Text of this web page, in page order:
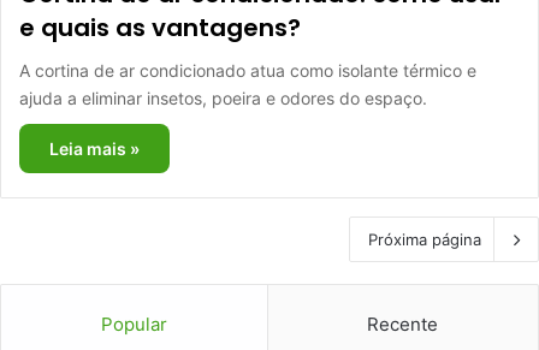
e quais as vantagens?
A cortina de ar condicionado atua como isolante térmico e
ajuda a eliminar insetos, poeira e odores do espaço.
Leia mais »
Próxima página
Popular Recente